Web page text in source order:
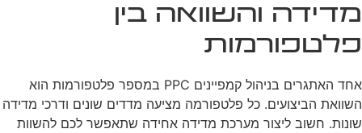
מדידה והשוואה בין
פלטפורמות
אחד האתגרים בניהול קמפיינים PPC במספר פלטפורמות הוא
השוואת הביצועים. כל פלטפורמה מציעה מדדים שונים ודרכי מדידה
שונות. חשוב ליצור מערכת מדידה אחידה שתאפשר לכם להשוות